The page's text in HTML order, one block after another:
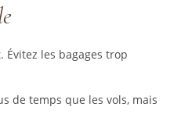
les bagages trop
de temps que les vols, mais